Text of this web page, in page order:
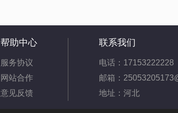
帮助中心
服务协议
网站合作
意见反馈
联系我们
电话：17153222228
邮箱：
地址：河北